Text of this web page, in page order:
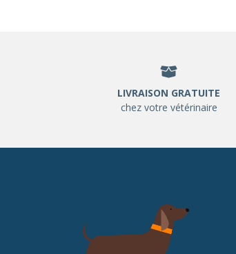
LIVRAISON GRATUITE
chez votre vétérinaire